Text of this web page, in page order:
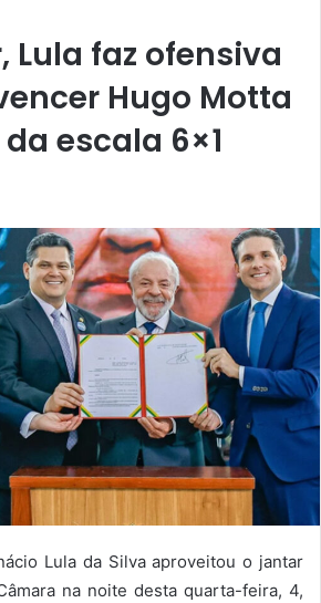
Lula faz ofensiva
Hugo Motta
escala 6×1
Lula da Silva aproveitou o jantar
na noite desta quarta-feira, 4,